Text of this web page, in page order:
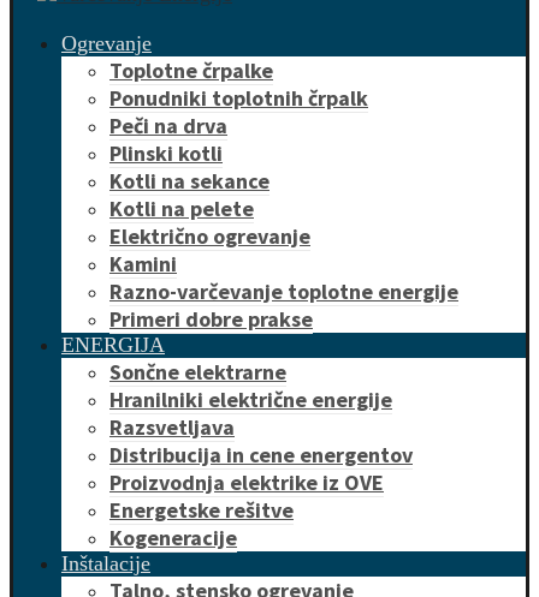
Ogrevanje
Toplotne črpalke
Ponudniki toplotnih črpalk
Peči na drva
Plinski kotli
Kotli na sekance
Kotli na pelete
Električno ogrevanje
Kamini
Razno-varčevanje toplotne energije
Primeri dobre prakse
ENERGIJA
Sončne elektrarne
Hranilniki električne energije
Razsvetljava
Distribucija in cene energentov
Proizvodnja elektrike iz OVE
Energetske rešitve
Kogeneracije
Inštalacije
Talno, stensko ogrevanje